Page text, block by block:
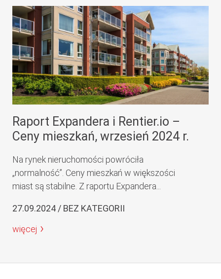
Raport Expandera i Rentier.io –
Ceny mieszkań, wrzesień 2024 r.
Na rynek nieruchomości powróciła
„normalność”. Ceny mieszkań w większości
miast są stabilne. Z raportu Expandera...
27.09.2024 / BEZ KATEGORII
więcej